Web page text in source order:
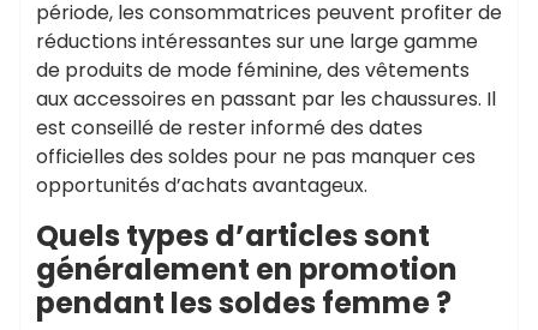
période, les consommatrices peuvent profiter de
réductions intéressantes sur une large gamme
de produits de mode féminine, des vêtements
aux accessoires en passant par les chaussures. Il
est conseillé de rester informé des dates
officielles des soldes pour ne pas manquer ces
opportunités d’achats avantageux.
Quels types d’articles sont
généralement en promotion
pendant les soldes femme ?